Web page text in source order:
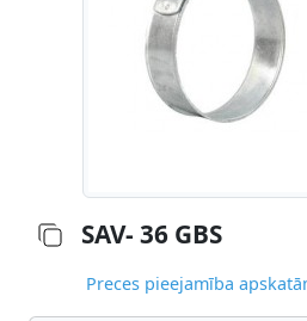
SAV- 36 GBS
Preces pieejamība